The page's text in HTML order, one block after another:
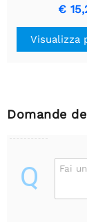
€
Visualizza
Domande
Q Fai